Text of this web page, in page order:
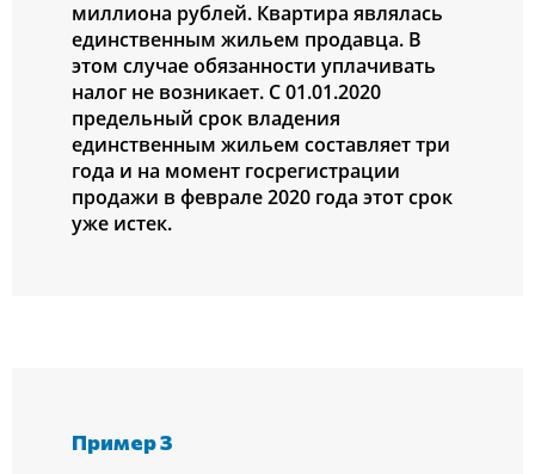
миллиона рублей. Квартира являлась
единственным жильем продавца. В
этом случае обязанности уплачивать
налог не возникает. С 01.01.2020
предельный срок владения
единственным жильем составляет три
года и на момент госрегистрации
продажи в феврале 2020 года этот срок
уже истек.
Пример 3